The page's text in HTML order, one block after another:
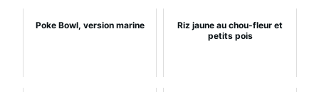
Poke Bowl, version marine
Riz jaune au chou-fleur et
petits pois